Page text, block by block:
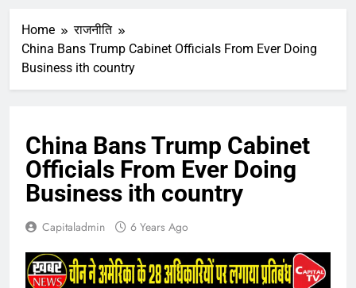
Home
राजनीति
China Bans Trump Cabinet Officials From Ever Doing
Business ith country
China Bans Trump Cabinet
Officials From Ever Doing
Business ith country
Capitaladmin 6 Years Ago